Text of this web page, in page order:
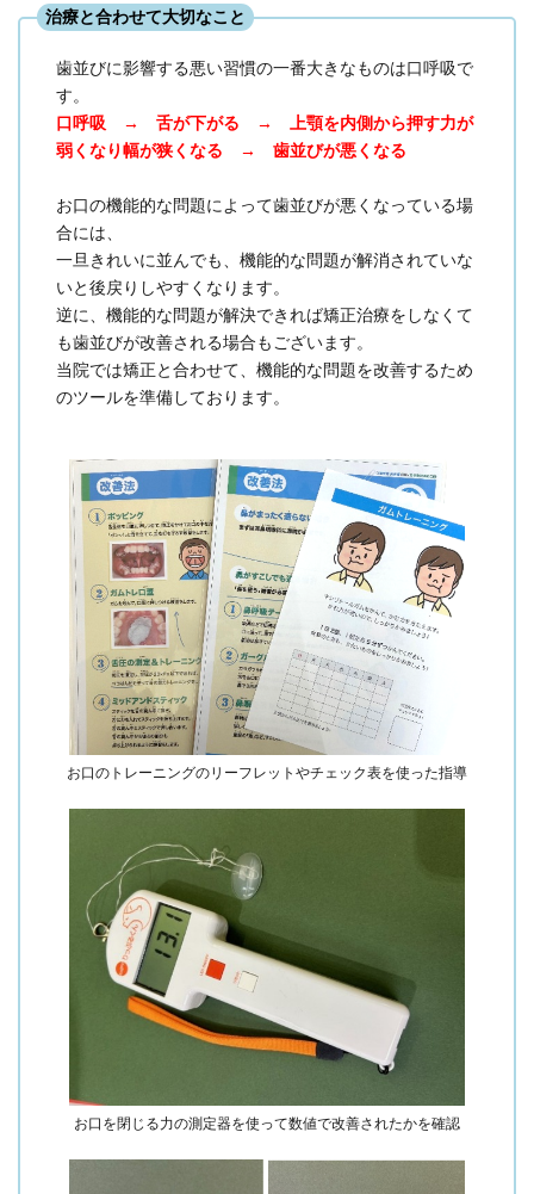
治療と合わせて大切なこと
歯並びに影響する悪い習慣の一番大きなものは口呼吸で
す。
口呼吸 → 舌が下がる → 上顎を内側から押す力が
弱くなり幅が狭くなる → 歯並びが悪くなる
お口の機能的な問題によって歯並びが悪くなっている場
合には、
一旦きれいに並んでも、機能的な問題が解消されていな
いと後戻りしやすくなります。
逆に、機能的な問題が解決できれば矯正治療をしなくて
も歯並びが改善される場合もございます。
当院では矯正と合わせて、機能的な問題を改善するため
のツールを準備しております。
お口のトレーニングのリーフレットやチェック表を使った指導
お口を閉じる力の測定器を使って数値で改善されたかを確認